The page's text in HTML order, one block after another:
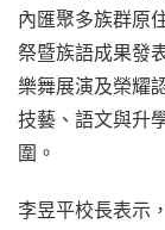
內匯聚多族群原
祭暨族語成果發
樂舞展演及榮耀
技藝、語文與升
圍。
李昱平校長表示